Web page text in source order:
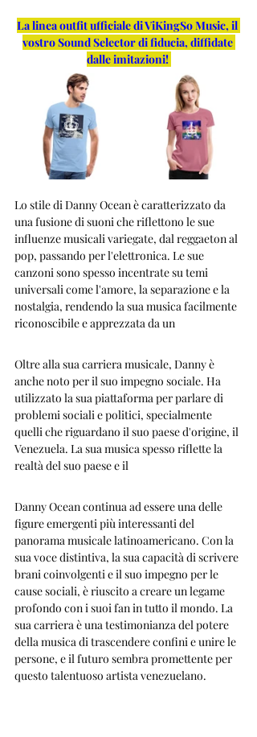
La linea outfit ufficiale di ViKingSo Music, il
vostro Sound Selector di fiducia, diffidate
dalle imitazioni!
Lo stile di Danny Ocean è caratterizzato da
una fusione di suoni che riflettono le sue
influenze musicali variegate, dal reggaeton al
pop, passando per l'elettronica. Le sue
canzoni sono spesso incentrate su temi
universali come l'amore, la separazione e la
nostalgia, rendendo la sua musica facilmente
riconoscibile e apprezzata da un
Oltre alla sua carriera musicale, Danny è
anche noto per il suo impegno sociale. Ha
utilizzato la sua piattaforma per parlare di
problemi sociali e politici, specialmente
quelli che riguardano il suo paese d'origine, il
Venezuela. La sua musica spesso riflette la
realtà del suo paese e il
Danny Ocean continua ad essere una delle
figure emergenti più interessanti del
panorama musicale latinoamericano. Con la
sua voce distintiva, la sua capacità di scrivere
brani coinvolgenti e il suo impegno per le
cause sociali, è riuscito a creare un legame
profondo con i suoi fan in tutto il mondo. La
sua carriera è una testimonianza del potere
della musica di trascendere confini e unire le
persone, e il futuro sembra promettente per
questo talentuoso artista venezuelano.